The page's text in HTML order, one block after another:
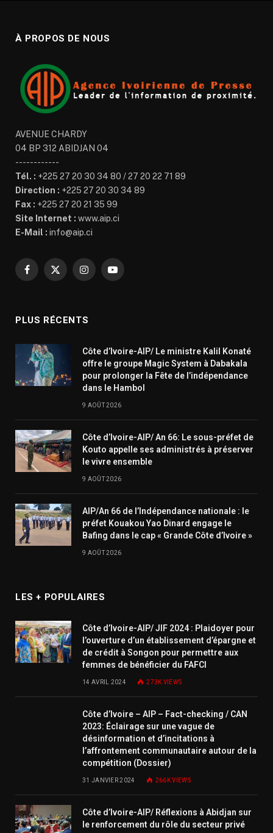
À PROPOS DE NOUS
AVENUE CHARDY
04 BP 312 ABIDJAN 04
------------
Tél. : +225 27 20 30 34 80 / 27 20 22 71 89
Direction : +225 27 20 30 34 89
Fax : +225 27 20 21 35 99
Site Internet : www.aip.ci
E-Mail : info@aip.ci
Facebook
X
InstagramYouTube
PLUS RÉCENTS
Côte d’Ivoire-AIP/ Le ministre Kalil Konaté
offre le groupe Magic System à Dabakala
pour prolonger la Fête de l’indépendance
dans le Hambol
9 AOÛT 2026
Côte d’Ivoire-AIP/ An 66: Le sous-préfet de
Kouto appelle ses administrés à préserver
le vivre ensemble
9 AOÛT 2026
AIP/An 66 de l’Indépendance nationale : le
préfet Kouakou Yao Dinard engage le
Bafing dans le cap « Grande Côte d’Ivoire »
9 AOÛT 2026
LES + POPULAIRES
Côte d’Ivoire-AIP/ JIF 2024 : Plaidoyer pour
l’ouverture d’un établissement d’épargne et
de crédit à Songon pour permettre aux
femmes de bénéficier du FAFCI
14 AVRIL 2024 273K VIEWS
Côte d’Ivoire – AIP – Fact-checking / CAN
2023: Éclairage sur une vague de
désinformation et d’incitations à
l’affrontement communautaire autour de la
compétition (Dossier)
31 JANVIER 2024 266KVIEWS
Côte d’Ivoire-AIP/ Réflexions à Abidjan sur
le renforcement du rôle du secteur privé